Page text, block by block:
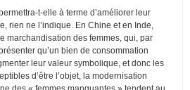
t-elle à terme d’améliorer leur
rien ne l’indique. En Chine et en Inde,
marchandisation des femmes, qui, par
qu’un bien de consommation
leur valeur symbolique, et donc les
d’être l’objet, la modernisation